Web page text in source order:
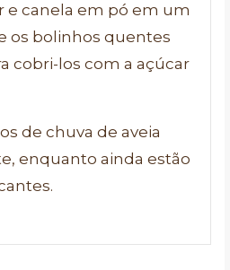
e canela em pó em um
os bolinhos quentes
cobri-los com a açúcar
de chuva de aveia
enquanto ainda estão